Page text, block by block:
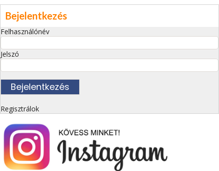
Bejelentkezés
Felhasználónév
Jelszó
Regisztrálok